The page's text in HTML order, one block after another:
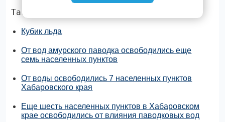
Также по теме:
Кубик льда
От вод амурского паводка освободились еще
семь населенных пунктов
От воды освободились 7 населенных пунктов
Хабаровского края
Еще шесть населенных пунктов в Хабаровском
крае освободились от влияния паводковых вод